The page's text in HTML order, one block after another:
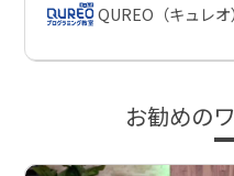
QUREO（キュレ
お勧めの